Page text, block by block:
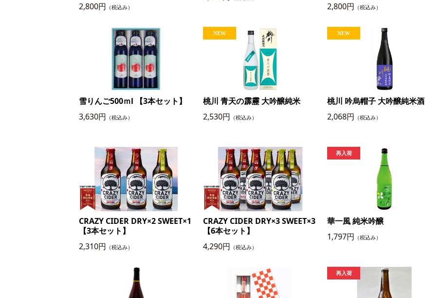
2,800円 （税込み）
2,800円 （税込み）
雪りんご500ｍl 【3本セット】
3,630円 （税込み）
桃川 青天の霹靂 大吟醸純米
2,530円 （税込み）
桃川 吟烏帽子 大吟醸純米酒
2,068円 （税込み）
CRAZY CIDER DRY×2 SWEET×1
【3本セット】
2,310円 （税込み）
CRAZY CIDER DRY×3 SWEET×3
【6本セット】
4,290円 （税込み）
華一風 純米吟醸
1,797円 （税込み）